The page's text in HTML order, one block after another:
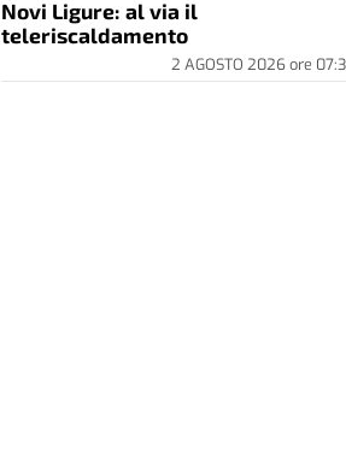
Novi Ligure: al via il
teleriscaldamento
2 AGOSTO 2026ore